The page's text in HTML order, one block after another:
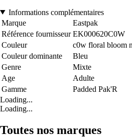
Informations complémentaires
Marque
Eastpak
Référence fournisseur EK000620C0W
Couleur
c0w floral bloom
Couleur dominante
Bleu
Genre
Mixte
Age
Adulte
Gamme
Padded Pak'R
Loading...
Loading...
Toutes nos marques